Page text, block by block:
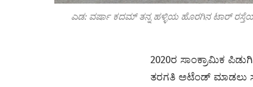
ಎಡ: ವರ್ಷಾ ಕದಮ್ ತನ್ನ ಹಳ್ಳಿಯ ಹೊರಗಿನ ಟಾರ್
2020ರ ಸಾಂಕ್ರಾಮಿಕ
ತರಗತಿ ಅಟೆಂಡ್‌ ಮಾಡಲು